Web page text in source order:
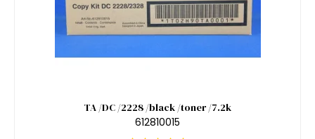
TA /DC /2228 /black /toner /7.2k
612810015